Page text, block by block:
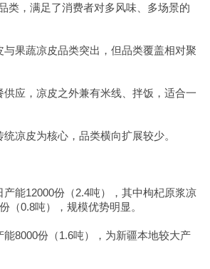
类，满足了消费者对多风味、多场景的
果蔬凉皮品类突出，但品类覆盖相对聚
应，凉皮之外兼有米线、拌饭，适合一
凉皮为核心，品类横向扩展较少。
能12000份（2.4吨），其中枸杞原浆凉
（0.8吨），规模优势明显。
8000份（1.6吨），为新疆本地较大产